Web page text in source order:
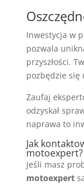
Inwestycja w
pozwala
przyszłości.
pozbędzie się
Zaufaj
odzyskał
naprawa to
Jak
motoexpert?
Jeśli masz
motoexpert